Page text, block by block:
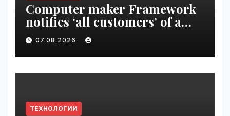
Computer maker Framework
notifies ‘all customers’ of a
data breach | VseTime.ru
07.08.2026
ТЕХНОЛОГИИ